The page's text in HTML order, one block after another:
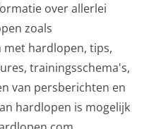
over allerlei
zoals
hardlopen, tips,
trainingsschema's,
van persberichten en
hardlopen is mogelijk